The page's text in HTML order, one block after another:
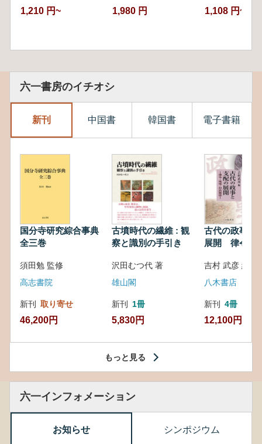
1,210 円~ 1,980 円 1,108 円~
六一書房のイチオシ
新刊 中国書 韓国書 電子書籍
国分寺研究綜合事典
全三巻
須田勉 監修
高志書院
新刊 取り寄せ
46,200円
古墳時代の繊維 : 観
察と識別の手引き
沢田むつ代 著
雄山閣
新刊 1冊
5,830円
古代の政事と
展開 律令・
吉村 武彦 編集
八木書店
新刊 4冊
12,100円
もっと見る
六一インフォメーション
お知らせ シンポジウム